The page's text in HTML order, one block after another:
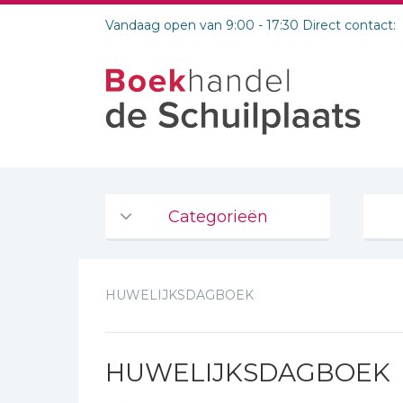
Vandaag open van 9:00 - 17:30 Direct contact:
Categorieën
De Bijbel
Bijbelse Dagboeken 2026
Bijbelstudie groepen
HUWELIJKSDAGBOEK
HUWELIJKSDAGBOEK